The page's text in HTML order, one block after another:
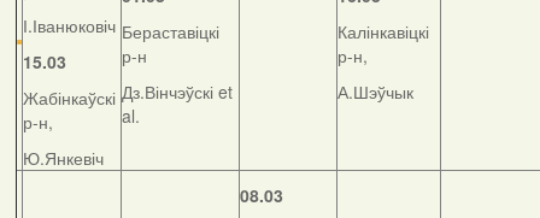
І.Іванюковіч
15.03
Жабінкаўскі
р-н,
Ю.Янкевіч
Бераставіцкі
р-н
Дз.Вінчэўскі et
al.
Калінкавіцкі
р-н,
А.Шэўчык
08.03